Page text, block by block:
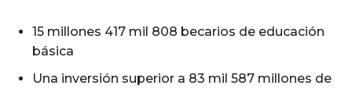
15 millones 417 mil 808 becarios de educación
básica
Una inversión superior a 83 mil 587 millones de